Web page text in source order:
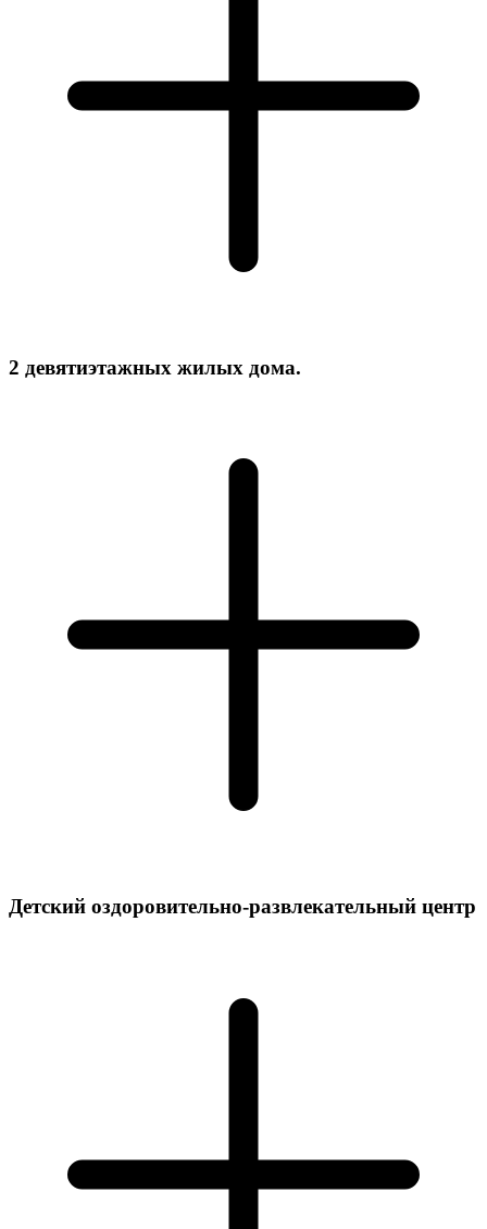
2 девятиэтажных жилых дома.
Детский оздоровительно-развлекательный центр